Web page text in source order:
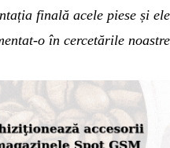
finală acele piese și
o în cercetările noastr